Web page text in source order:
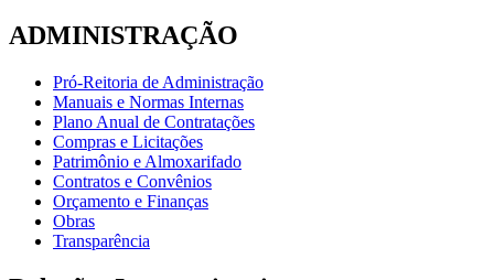
ADMINISTRAÇÃO
Pró-Reitoria de Administração
Manuais e Normas Internas
Plano Anual de Contratações
Compras e Licitações
Patrimônio e Almoxarifado
Contratos e Convênios
Orçamento e Finanças
Obras
Transparência